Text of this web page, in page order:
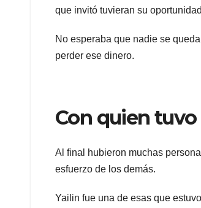
que invitó tuvieran su
No esperaba que nadie se
perder ese dinero.
Con quien
Al final hubieron muchas
esfuerzo de los demás.
Yailin fue una de esas que